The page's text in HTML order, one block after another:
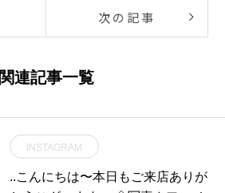
次の記事
関連記事一覧
INSTAGRAM
..こんにちは〜本日もご来店ありが